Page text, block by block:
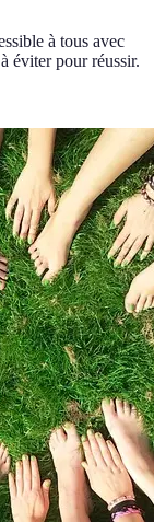
à tous avec
éviter pour réussir.